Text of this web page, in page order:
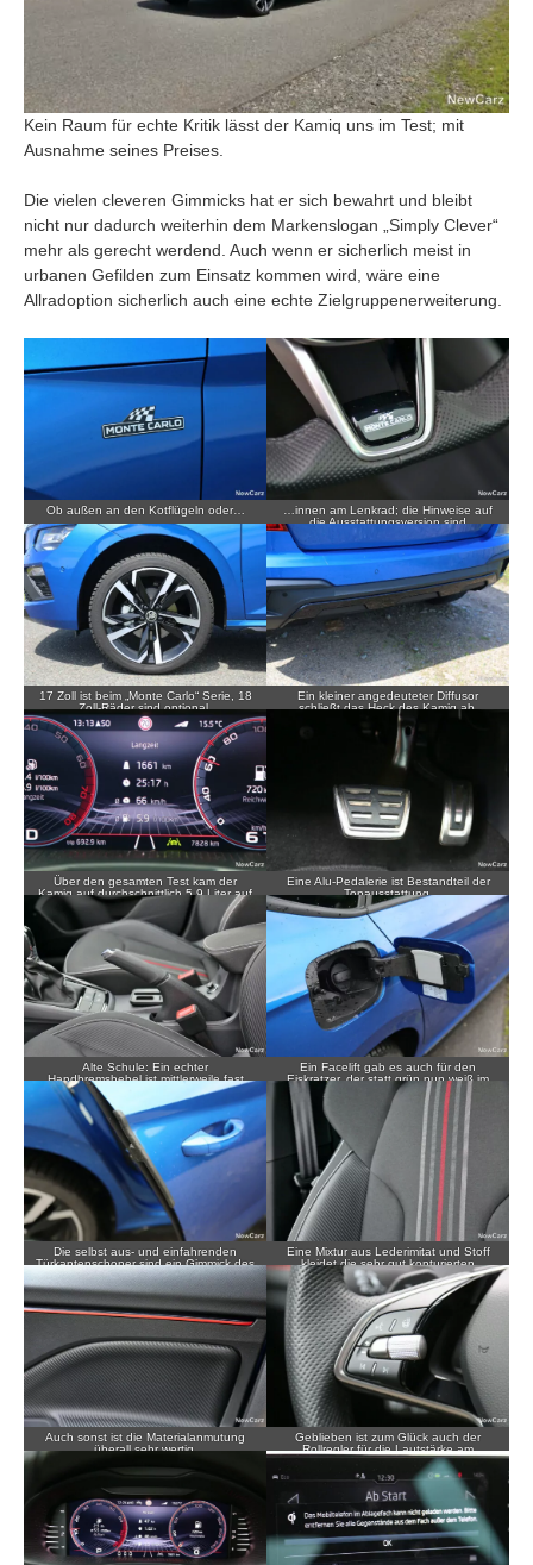
Kein Raum für echte Kritik lässt der Kamiq uns im Test; mit
Ausnahme seines Preises.
Die vielen cleveren Gimmicks hat er sich bewahrt und bleibt
nicht nur dadurch weiterhin dem Markenslogan „Simply Clever“
mehr als gerecht werdend. Auch wenn er sicherlich meist in
urbanen Gefilden zum Einsatz kommen wird, wäre eine
Allradoption sicherlich auch eine echte Zielgruppenerweiterung.
Ob außen an den Kotflügeln oder…
…innen am Lenkrad; die Hinweise auf
die Ausstattungsversion sind
omnipräsent.
17 Zoll ist beim „Monte Carlo“ Serie, 18
Zoll-Räder sind optional.
Ein kleiner angedeuteter Diffusor
schließt das Heck des Kamiq ab.
Über den gesamten Test kam der
Kamiq auf durchschnittlich 5,9 Liter auf
100 Kilometer.
Eine Alu-Pedalerie ist Bestandteil der
Topausstattung.
Alte Schule: Ein echter
Handbremshebel ist mittlerweile fast
eine Seltenheit.
Ein Facelift gab es auch für den
Eiskratzer, der statt grün nun weiß im
Tankdeckel ruht.
Die selbst aus- und einfahrenden
Türkantenschoner sind ein Gimmick des
„Simply Clever“-Programms von Skoda.
Eine Mixtur aus Lederimitat und Stoff
kleidet die sehr gut konturierten
Sportsitze.
Auch sonst ist die Materialanmutung
überall sehr wertig.
Geblieben ist zum Glück auch der
Rollregler für die Lautstärke am
Lenkrad.